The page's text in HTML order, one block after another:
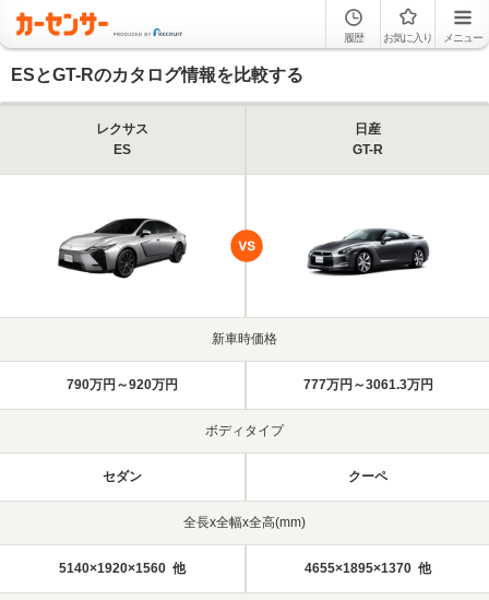
履歴 お気に入り メニュー
ESとGT-Rのカタログ情報を比較する
レクサス
ES
日産
GT-R
新車時価格
790万円～920万円 777万円～3061.3万円
ボディタイプ
セダン クーペ
全長x全幅x全高(mm)
5140×1920×1560 他 4655×1895×1370 他